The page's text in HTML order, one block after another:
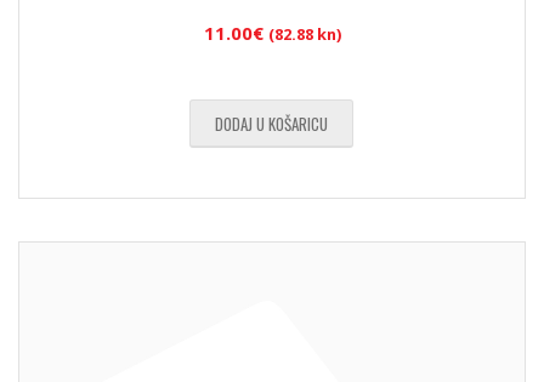
11.00€ (82.88 kn)
DODAJ U KOŠARICU